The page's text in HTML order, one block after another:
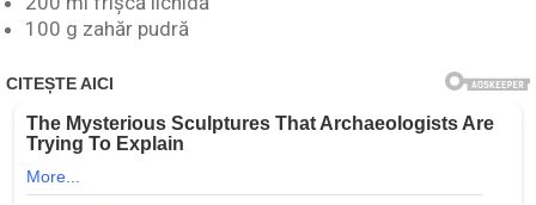
100 g zahăr pudră